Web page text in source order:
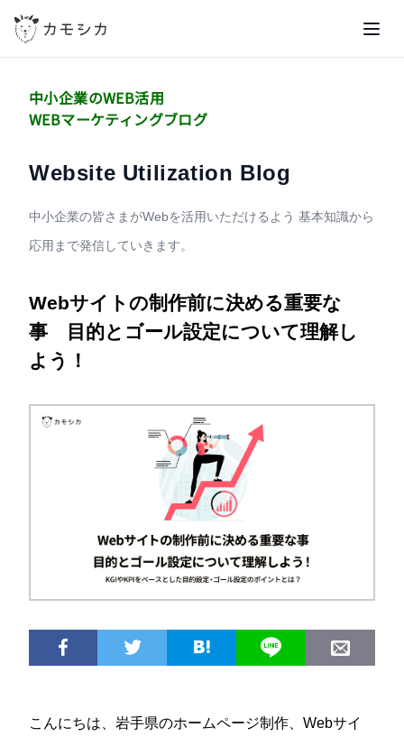
中小企業のWEB活用
WEBマーケティングブログ
Website Utilization Blog
中小企業の皆さまがWebを活用いただけるよう 基本知識から
応用まで発信していきます。
Webサイトの制作前に決める重要な
事 目的とゴール設定について理解し
よう！
こんにちは、岩手県のホームページ制作、Webサイ